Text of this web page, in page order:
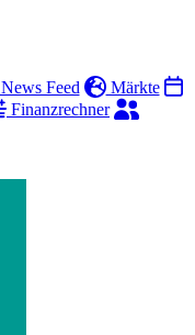
News Feed
Märkte
Finanzrechner